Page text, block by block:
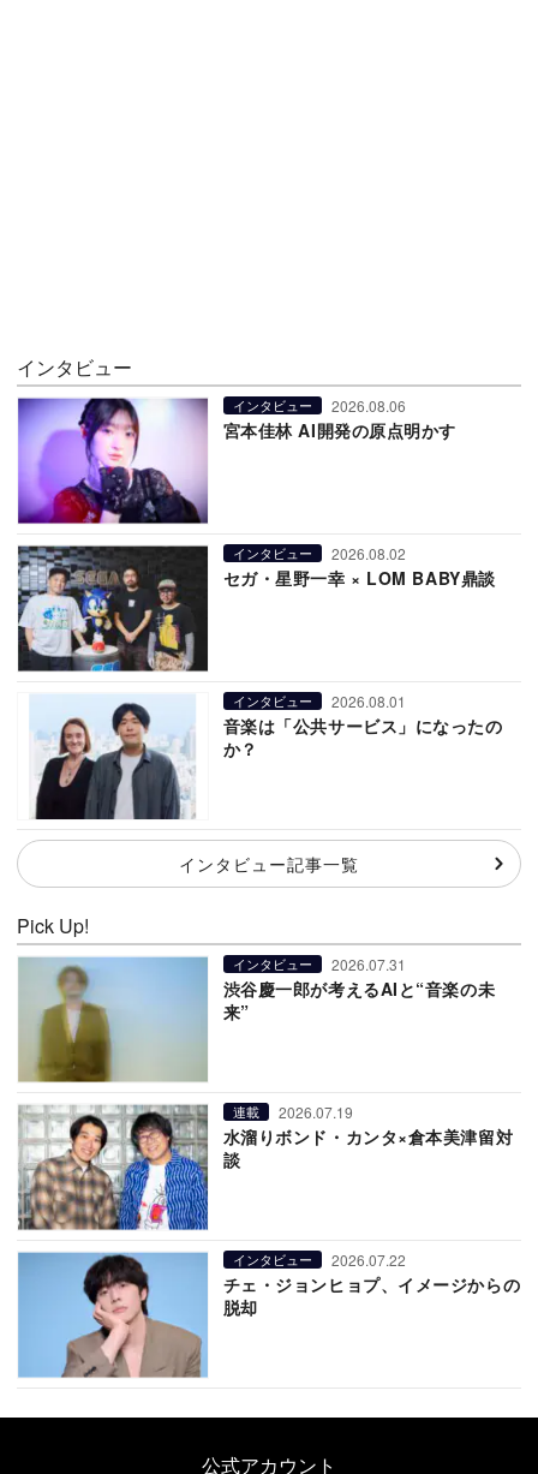
インタビュー
インタビュー 2026.08.06
宮本佳林 AI開発の原点明かす
インタビュー 2026.08.02
セガ・星野一幸 × LOM BABY鼎談
インタビュー 2026.08.01
音楽は「公共サービス」になったの
か？
インタビュー記事一覧
Pick Up!
インタビュー 2026.07.31
渋谷慶一郎が考えるAIと“音楽の未
来”
連載 2026.07.19
水溜りボンド・カンタ×倉本美津留対
談
インタビュー 2026.07.22
チェ・ジョンヒョプ、イメージからの
脱却
公式アカウント